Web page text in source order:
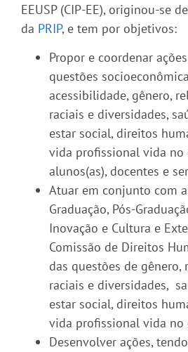
EEUSP (CIP-EE), originou-se
da PRIP, e tem por objetivos:
Propor e coordenar
questões
acessibilidade, gênero,
raciais e diversidades,
estar social, direitos
vida profissional vida no
alunos(as), docentes e
Atuar em conjunto com
Graduação, Pós-
Inovação e Cultura e
Comissão de Direitos
das questões de gênero,
raciais e diversidades,
estar social, direitos
vida profissional vida no
Desenvolver ações,